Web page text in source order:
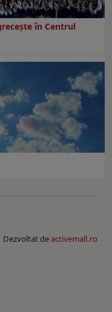
în Centrul
Dezvoltat deactivemall.ro